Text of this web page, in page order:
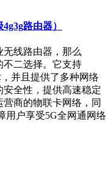
路由器）
线路由器，那么
不二选择。它支持
并且提供了多种网络
全性，提供高速稳定
商的物联卡网络，同
用户享受5G全网通网络